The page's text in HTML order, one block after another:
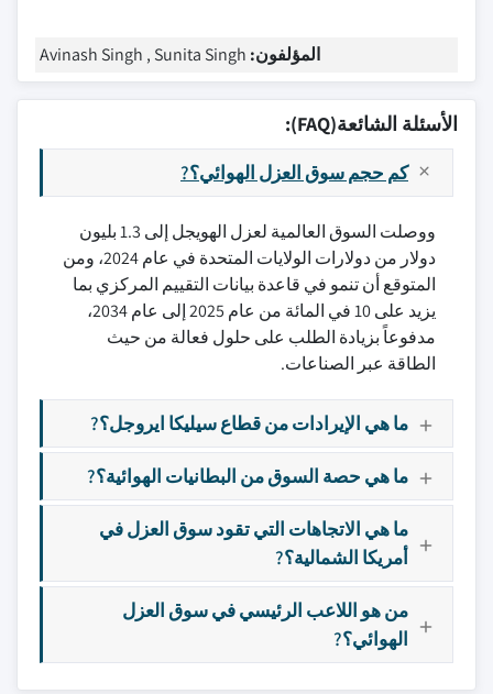
المؤلفون: Avinash Singh , Sunita Singh
الأسئلة الشائعة(FAQ):
كم حجم سوق العزل الهوائي؟?
ووصلت السوق العالمية لعزل الهويجل إلى 1.3 بليون
دولار من دولارات الولايات المتحدة في عام 2024، ومن
المتوقع أن تنمو في قاعدة بيانات التقييم المركزي بما
يزيد على 10 في المائة من عام 2025 إلى عام 2034،
مدفوعاً بزيادة الطلب على حلول فعالة من حيث
الطاقة عبر الصناعات.
ما هي الإيرادات من قطاع سيليكا ايروجل؟?
ما هي حصة السوق من البطانيات الهوائية؟?
ما هي الاتجاهات التي تقود سوق العزل في
أمريكا الشمالية؟?
من هو اللاعب الرئيسي في سوق العزل
الهوائي؟?